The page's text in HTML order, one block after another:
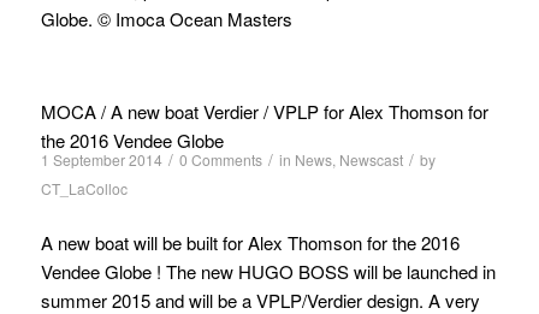
Globe. © Imoca Ocean Masters
MOCA / A new boat Verdier / VPLP for Alex Thomson for
the 2016 Vendee Globe
1 September 2014 / 0 Comments / in News, Newscast / by
CT_LaColloc
A new boat will be built for Alex Thomson for the 2016
Vendee Globe ! The new HUGO BOSS will be launched in
summer 2015 and will be a VPLP/Verdier design. A very